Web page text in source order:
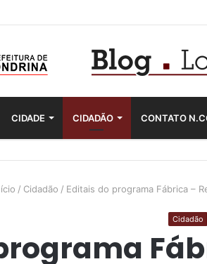
CIDADE CIDADÃO CONTATO
/ Cidadão / Editais do programa Fábrica –
Cidadão